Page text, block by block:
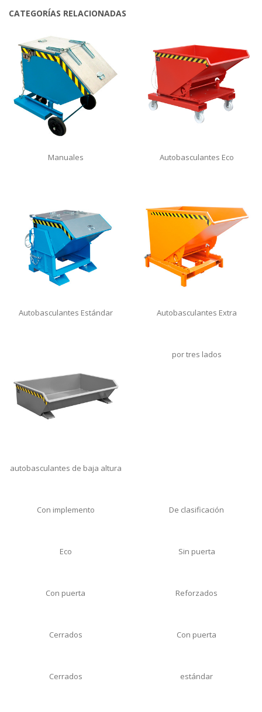
CATEGORÍAS RELACIONADAS
Manuales Autobasculantes Eco
Autobasculantes Estándar Autobasculantes Extra
autobasculantes de baja altura
por tres lados
Con implemento De clasificación
Eco Sin puerta
Con puerta Reforzados
Cerrados Con puerta
Cerrados estándar